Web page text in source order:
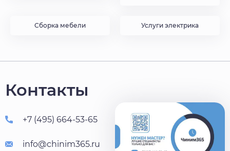
Сборка мебели Услуги электрика
Контакты
+7 (495) 664-53-65
info@chinim365.ru